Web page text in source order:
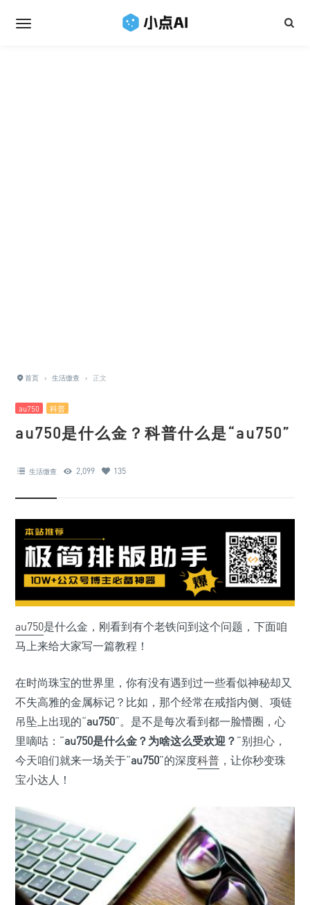
首页 › 生活缴查 › 正文
au750 科普
au750是什么金？科普什么是“au750”
生活缴查 2,099 135
au750是什么金，刚看到有个老铁问到这个问题，下面咱
马上来给大家写一篇教程！
在时尚珠宝的世界里，你有没有遇到过一些看似神秘却又
不失高雅的金属标记？比如，那个经常在戒指内侧、项链
吊坠上出现的“au750”。是不是每次看到都一脸懵圈，心
里嘀咕：“au750是什么金？为啥这么受欢迎？ ”别担心，
今天咱们就来一场关于“au750”的深度科普 ，让你秒变珠
宝小达人！